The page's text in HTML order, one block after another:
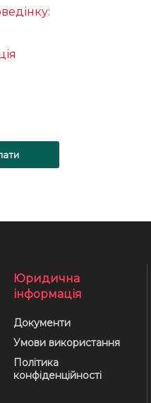
Юридична
інформація
Документи
Умови використання
Політика
конфіденційності